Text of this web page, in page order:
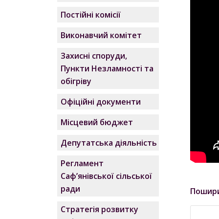
Постійні комісії
Виконавчий комітет
Захисні споруди,
Пункти Незламності та
обігріву
Офіційні документи
Місцевий бюджет
Депутатська діяльність
Регламент
Саф’янівської сільської
ради
Стратегія розвитку